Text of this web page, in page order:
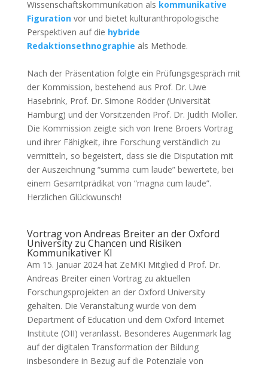
Wissenschaftskommunikation als kommunikative
Figurationvor und bietet kulturanthropologische
Perspektiven auf die hybride
Redaktionsethnographie als Methode.
Nach der Präsentation folgte ein Prüfungsgespräch mit
der Kommission, bestehend aus Prof. Dr. Uwe
Hasebrink, Prof. Dr. Simone Rödder (Universität
Hamburg) und der Vorsitzenden Prof. Dr. Judith Möller.
Die Kommission zeigte sich von Irene Broers Vortrag
und ihrer Fähigkeit, ihre Forschung verständlich zu
vermitteln, so begeistert, dass sie die Disputation mit
der Auszeichnung “summa cum laude” bewertete, bei
einem Gesamtprädikat von “magna cum laude”.
Herzlichen Glückwunsch!
Vortrag von Andreas Breiter an der Oxford
University zu Chancen und Risiken
Kommunikativer KI
Am 15. Januar 2024 hat ZeMKI Mitglied d Prof. Dr.
Andreas Breiter einen Vortrag zu aktuellen
Forschungsprojekten an der Oxford University
gehalten. Die Veranstaltung wurde von dem
Department of Education und dem Oxford Internet
Institute (OII) veranlasst. Besonderes Augenmark lag
auf der digitalen Transformation der Bildung
insbesondere in Bezug auf die Potenziale von